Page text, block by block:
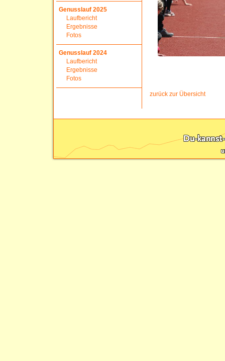
Genusslauf 2025
Laufbericht
Ergebnisse
Fotos
Genusslauf 2024
Laufbericht
Ergebnisse
Fotos
zurück zur Übersicht